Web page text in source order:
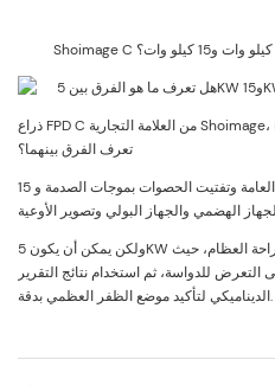
ذراع FPD C من العلامة التجارية Shoimage، له نوعان، أحدهما 5KW، والآخر 15KW. هل
تعرف الفرق بينهما؟
يستخدم 5 كيلو وات في جراحة العظام العامة وتفتيت الحصوات بموجات الصدمة و 15
ولكن يمكن أن يكون 5KW أيضًا تنظيرًا فلوريًا ديناميكيًا، خاصة في جراحة العظام، حيث
للدواسة، ثم استخدام نتائج التقرير
الديناميكي لتأكيد موضع الظفر العظمي بدقة.